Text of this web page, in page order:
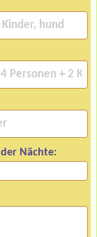
Nächte: